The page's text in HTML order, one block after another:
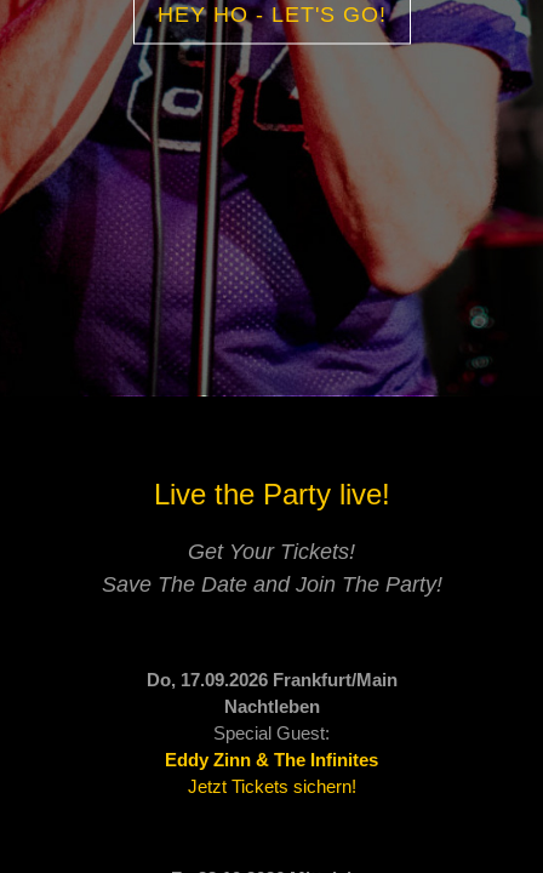
HEY HO - LET'S GO!
Live the Party live!
Get Your Tickets!
Save The Date and Join The Party!
Do, 17.09.2026 Frankfurt/Main
Nachtleben
Special Guest:
Eddy Zinn & The Infinites
Jetzt Tickets sichern!